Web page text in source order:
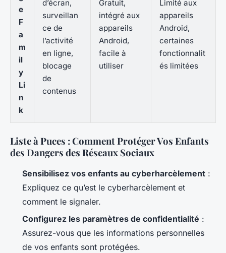
e
F
a
m
il
y
Li
n
k
d’écran,
surveillan
ce de
l’activité
en ligne,
blocage
de
contenus
Gratuit,
intégré aux
appareils
Android,
facile à
utiliser
Limité aux
appareils
Android,
certaines
fonctionnalit
és limitées
Liste à Puces : Comment Protéger Vos Enfants
des Dangers des Réseaux Sociaux
Sensibilisez vos enfants au cyberharcèlement :
Expliquez ce qu’est le cyberharcèlement et
comment le signaler.
Configurez les paramètres de confidentialité :
Assurez-vous que les informations personnelles
de vos enfants sont protégées.